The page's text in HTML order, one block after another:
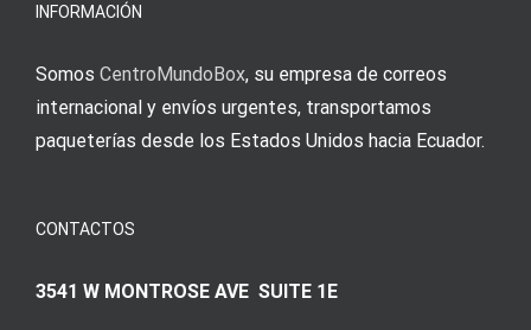
INFORMACIÓN
Somos CentroMundoBox, su empresa de correos
internacional y envíos urgentes, transportamos
paqueterías desde los Estados Unidos hacia Ecuador.
CONTACTOS
3541 W MONTROSE AVE SUITE 1E